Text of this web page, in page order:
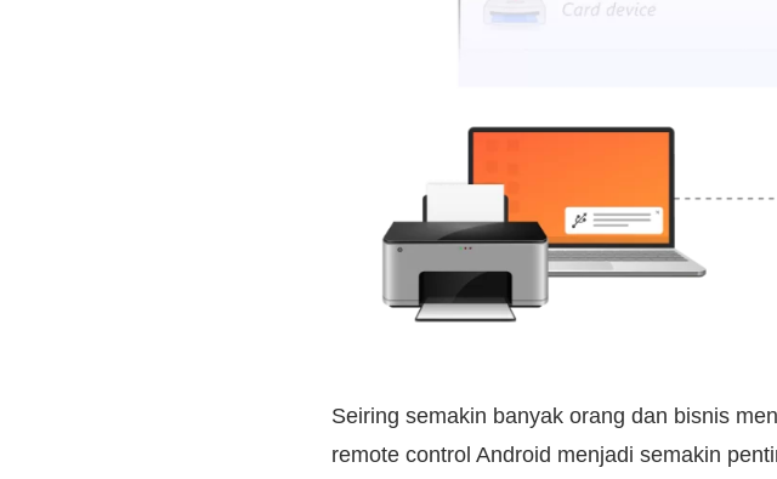
Seiring semakin banyak orang dan bisnis
remote control Android menjadi semakin